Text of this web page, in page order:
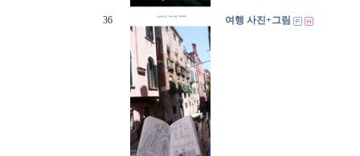
36 여행 사진+그림